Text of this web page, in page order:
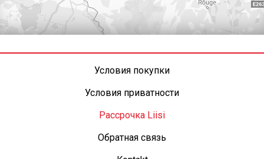
Условия покупки
Условия приватности
Рассрочка Liisi
Обратная связь